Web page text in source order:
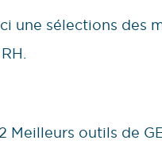
une sélections des
Meilleurs outils de